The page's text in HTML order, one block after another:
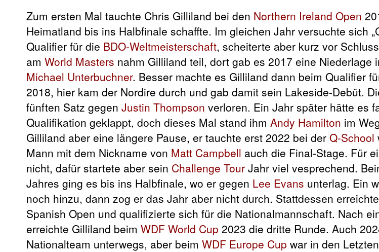
Zum ersten Mal tauchte Chris Gilliland bei den Northern Ireland Open
Heimatland bis ins Halbfinale schaffte. Im gleichen Jahr versuchte sich
Qualifier für die BDO-Weltmeisterschaft, scheiterte aber kurz vor
am World Masters nahm Gilliland teil, dort gab es 2017 eine Niederlage
Michael Unterbuchner. Besser machte es Gilliland dann beim Qualifier
2018, hier kam der Nordire durch und gab damit sein Lakeside-Debüt.
fünften Satz gegen Justin Thompson verloren. Ein Jahr später hätte es
Qualifikation geklappt, doch dieses Mal stand ihm Andy Hamilton im
Gilliland aber eine längere Pause, er tauchte erst 2022 bei der Q-School
Mann mit dem Nickname von Matt Campbell auch die Final-Stage. Für
nicht, dafür startete aber sein Challenge Tour Jahr viel vesprechend.
Jahres ging es bis ins Halbfinale, wo er gegen Lee Evans unterlag. Ein
noch hinzu, dann zog er das Jahr aber nicht durch. Stattdessen
Spanish Open und qualifizierte sich für die Nationalmannschaft. Nach
erreichte Gilliland beim WDF World Cup 2023 die dritte Runde. Auch
Nationalteam unterwegs, aber beim WDF Europe Cup war in den